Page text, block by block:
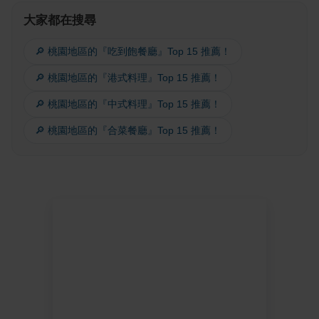
大家都在搜尋
🔎 桃園地區的『吃到飽餐廳』Top 15 推薦！
🔎 桃園地區的『港式料理』Top 15 推薦！
🔎 桃園地區的『中式料理』Top 15 推薦！
🔎 桃園地區的『合菜餐廳』Top 15 推薦！